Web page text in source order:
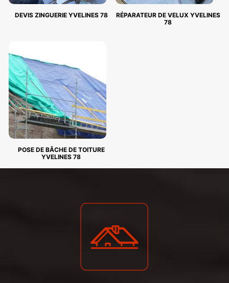
DEVIS ZINGUERIE YVELINES 78
RÉPARATEUR DE VELUX YVELINES
78
POSE DE BÂCHE DE TOITURE
YVELINES 78